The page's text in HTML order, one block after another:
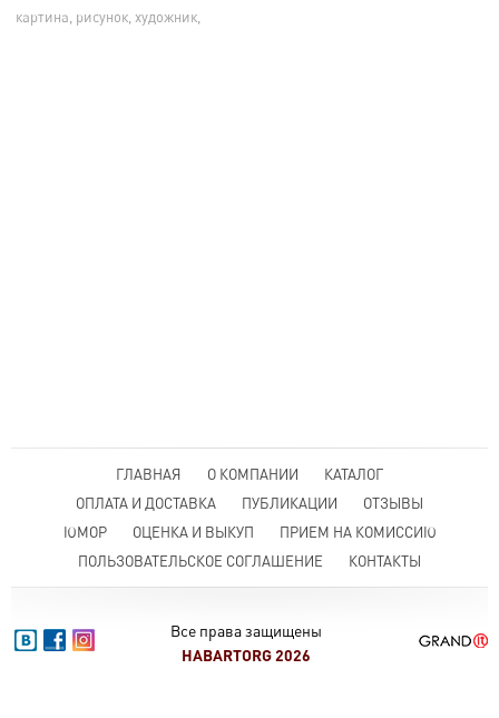
картина, рисунок, художник,
ГЛАВНАЯ О КОМПАНИИ
КАТАЛОГ
ОПЛАТА И ДОСТАВКА
ПУБЛИКАЦИИ
ОТЗЫВЫ
ЮМОР
ОЦЕНКА И ВЫКУП
ПРИЕМ НА КОМИССИЮ
ПОЛЬЗОВАТЕЛЬСКОЕ СОГЛАШЕНИЕ
КОНТАКТЫ
Все права защищены
HABARTORG 2026